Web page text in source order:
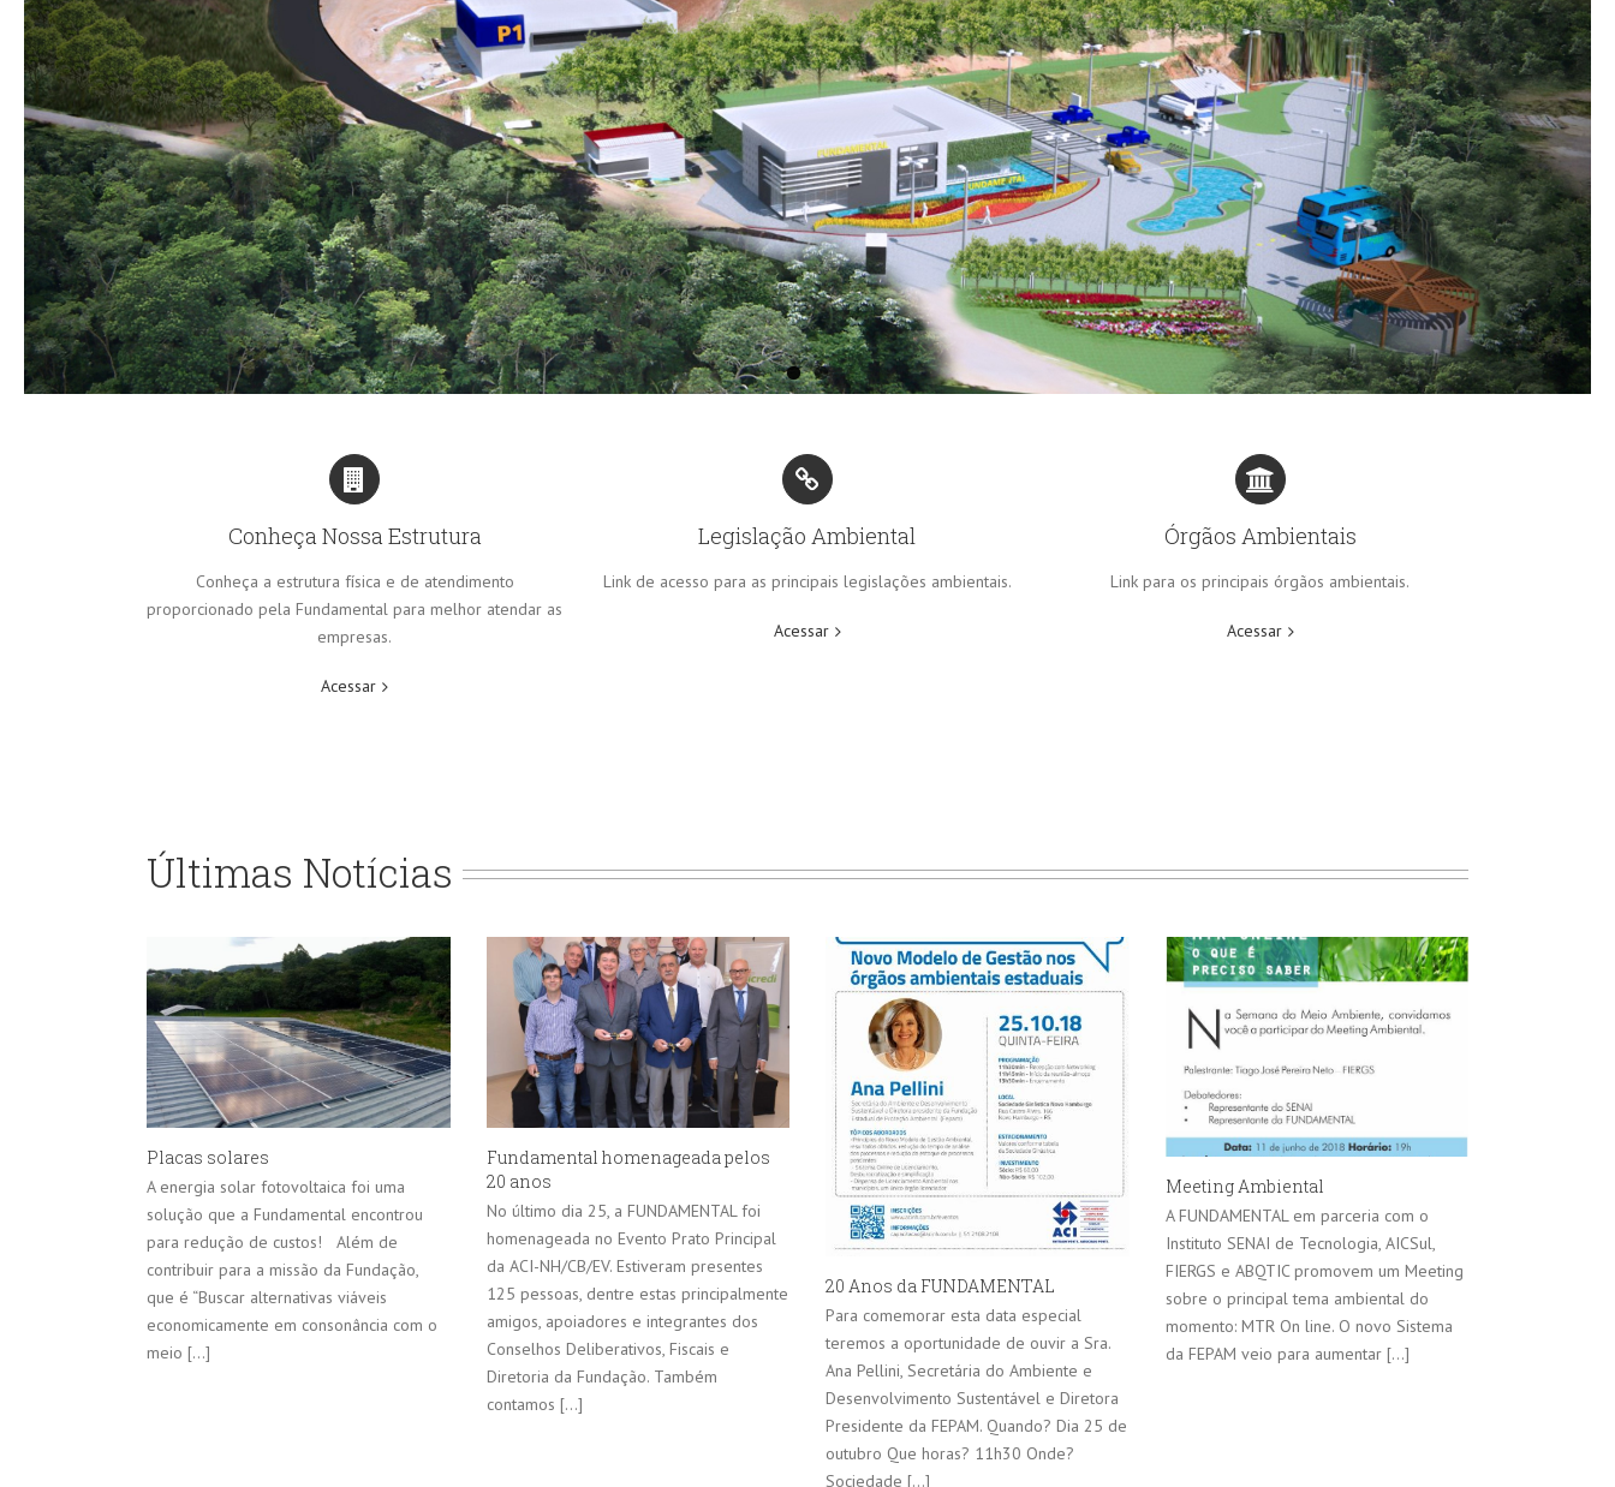
Conheça Nossa Estrutura
Conheça a estrutura física e de atendimento
proporcionado pela Fundamental para melhor atendar as
empresas.
Acessar
Legislação Ambiental
Link de acesso para as principais legislações ambientais.
Acessar
Órgãos Ambientais
Link para os principais órgãos ambientais.
Acessar
Últimas Notícias
Placas solares
A energia solar fotovoltaica foi uma
solução que a Fundamental encontrou
para redução de custos! Além de
contribuir para a missão da Fundação,
que é “Buscar alternativas viáveis
economicamente em consonância com o
meio [...]
Fundamental homenageada pelos
20 anos
No último dia 25, a FUNDAMENTAL foi
homenageada no Evento Prato Principal
da ACI-NH/CB/EV. Estiveram presentes
125 pessoas, dentre estas principalmente
amigos, apoiadores e integrantes dos
Conselhos Deliberativos, Fiscais e
Diretoria da Fundação. Também
contamos [...]
20 Anos da FUNDAMENTAL
Para comemorar esta data especial
teremos a oportunidade de ouvir a Sra.
Ana Pellini, Secretária do Ambiente e
Desenvolvimento Sustentável e Diretora
Presidente da FEPAM. Quando? Dia 25 de
outubro Que horas? 11h30 Onde?
Sociedade [...]
Meeting Ambiental
A FUNDAMENTAL em parceria com o
Instituto SENAI de Tecnologia, AICSul,
FIERGS e ABQTIC promovem um Meeting
sobre o principal tema ambiental do
momento: MTR On line. O novo Sistema
da FEPAM veio para aumentar [...]